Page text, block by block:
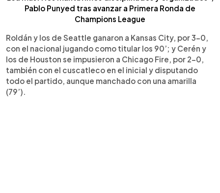
Pablo Punyed tras avanzar a Primera Ronda de
Champions League
Roldán y los de Seattle ganaron a Kansas City, por 3-0,
con el nacional jugando como titular los 90’; y Cerén y
los de Houston se impusieron a Chicago Fire, por 2-0,
también con el cuscatleco en el inicial y disputando
todo el partido, aunque manchado con una amarilla
(79’).